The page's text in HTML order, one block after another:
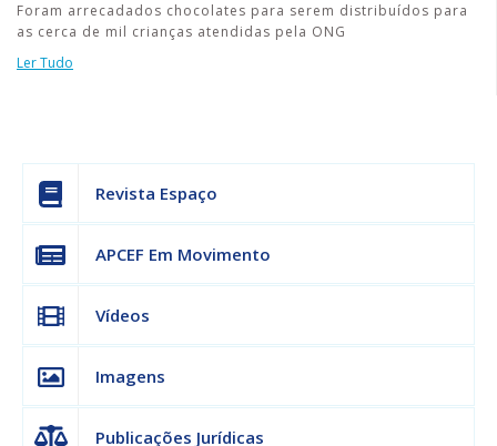
Foram arrecadados chocolates para serem distribuídos para
as cerca de mil crianças atendidas pela ONG
Ler Tudo
Revista Espaço
APCEF Em Movimento
Vídeos
Imagens
Publicações Jurídicas